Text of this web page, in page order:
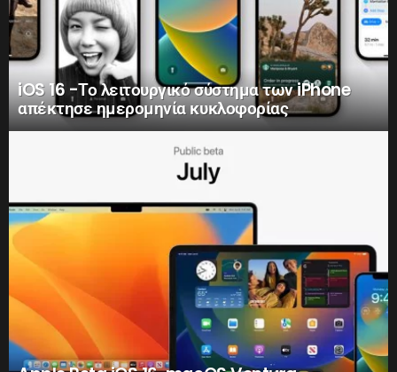
iOS 16 -Το λειτουργικό σύστημα των iPhone
απέκτησε ημερομηνία κυκλοφορίας